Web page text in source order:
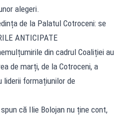
alegeri.
de la Palatul Cotroceni: se
ANTICIPATE
din cadrul Coaliției au
de marți, de la Cotroceni, a
liderii formațiunilor de
că Ilie Bolojan nu ține cont,